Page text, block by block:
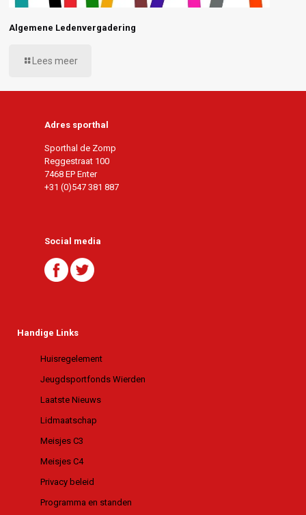
Algemene Ledenvergadering
Lees meer
Adres sporthal
Sporthal de Zomp
Reggestraat 100
7468 EP Enter
+31 (0)547 381 887
Social media
Handige Links
Huisregelement
Jeugdsportfonds Wierden
Laatste Nieuws
Lidmaatschap
Meisjes C3
Meisjes C4
Privacy beleid
Programma en standen